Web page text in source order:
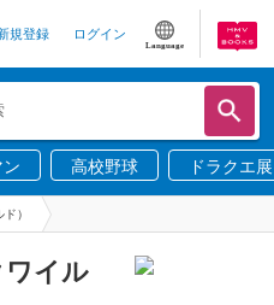
規登録 ログイン
Language
ン 高校野球 ドラクエ展
）
ワイル